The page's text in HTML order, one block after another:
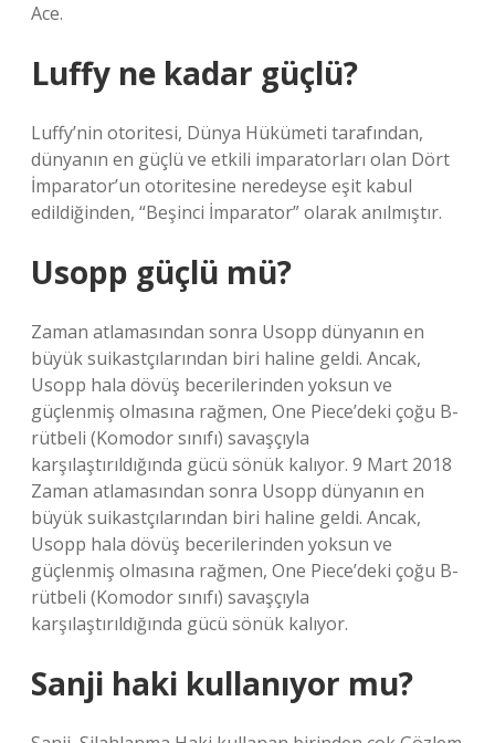
Ace.
Luffy ne kadar güçlü?
Luffy’nin otoritesi, Dünya Hükümeti tarafından,
dünyanın en güçlü ve etkili imparatorları olan Dört
İmparator’un otoritesine neredeyse eşit kabul
edildiğinden, “Beşinci İmparator” olarak anılmıştır.
Usopp güçlü mü?
Zaman atlamasından sonra Usopp dünyanın en
büyük suikastçılarından biri haline geldi. Ancak,
Usopp hala dövüş becerilerinden yoksun ve
güçlenmiş olmasına rağmen, One Piece’deki çoğu B-
rütbeli (Komodor sınıfı) savaşçıyla
karşılaştırıldığında gücü sönük kalıyor. 9 Mart 2018
Zaman atlamasından sonra Usopp dünyanın en
büyük suikastçılarından biri haline geldi. Ancak,
Usopp hala dövüş becerilerinden yoksun ve
güçlenmiş olmasına rağmen, One Piece’deki çoğu B-
rütbeli (Komodor sınıfı) savaşçıyla
karşılaştırıldığında gücü sönük kalıyor.
Sanji haki kullanıyor mu?